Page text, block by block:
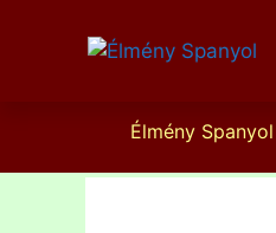
Élmény Spanyol